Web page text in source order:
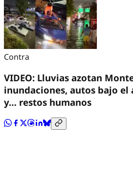
Contra
VIDEO: Lluvias azotan
inundaciones, autos bajo el
y… restos humanos